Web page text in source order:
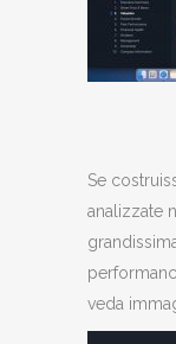
Se
analizzate
veda